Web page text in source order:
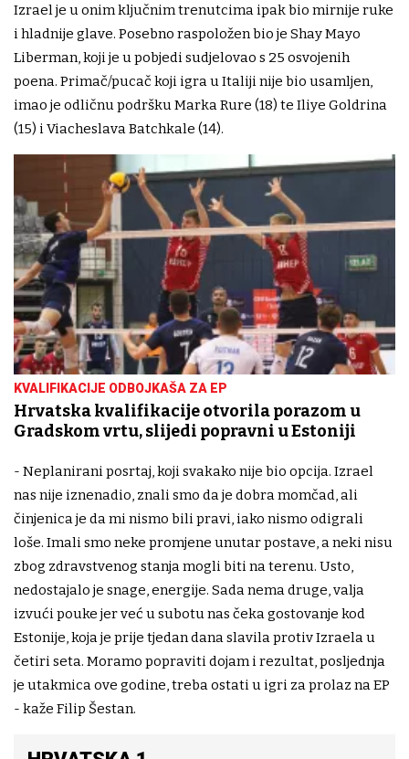
Izrael je u onim ključnim trenutcima ipak bio mirnije ruke
i hladnije glave. Posebno raspoložen bio je Shay Mayo
Liberman, koji je u pobjedi sudjelovao s 25 osvojenih
poena. Primač/pucač koji igra u Italiji nije bio usamljen,
imao je odličnu podršku Marka Rure (18) te Iliye Goldrina
(15) i Viacheslava Batchkale (14).
KVALIFIKACIJE ODBOJKAŠA ZA EP
Hrvatska kvalifikacije otvorila porazom u
Gradskom vrtu, slijedi popravni u Estoniji
- Neplanirani posrtaj, koji svakako nije bio opcija. Izrael
nas nije iznenadio, znali smo da je dobra momčad, ali
činjenica je da mi nismo bili pravi, iako nismo odigrali
loše. Imali smo neke promjene unutar postave, a neki nisu
zbog zdravstvenog stanja mogli biti na terenu. Usto,
nedostajalo je snage, energije. Sada nema druge, valja
izvući pouke jer već u subotu nas čeka gostovanje kod
Estonije, koja je prije tjedan dana slavila protiv Izraela u
četiri seta. Moramo popraviti dojam i rezultat, posljednja
je utakmica ove godine, treba ostati u igri za prolaz na EP
- kaže Filip Šestan.